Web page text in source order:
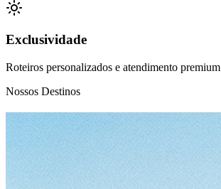
Exclusividade
Roteiros personalizados e atendimento premium
Nossos Destinos